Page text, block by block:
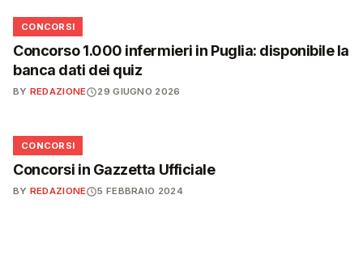
📋
CONCORSI
Concorso 1.000 infermieri in Puglia: disponibile la
banca dati dei quiz
BY REDAZIONE 29 GIUGNO 2026
📋
CONCORSI
Concorsi in Gazzetta Ufficiale
BY REDAZIONE 5 FEBBRAIO 2024